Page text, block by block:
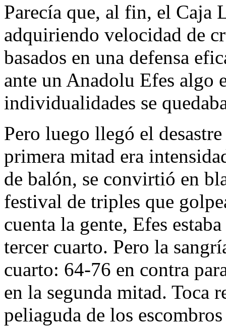
Parecía que, al fin, el Caja
adquiriendo velocidad de
basados en una defensa
ante un Anadolu Efes algo
individualidades se
Pero luego llegó el
primera mitad era
de balón, se convirtió en
festival de triples que
cuenta la gente, Efes
tercer cuarto. Pero la
cuarto: 64-76 en contra
en la segunda mitad. Toca
peliaguda de los